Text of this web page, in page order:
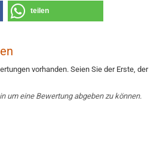
teilen
vorhanden. Seien Sie der Erste, der
um eine Bewertung abgeben zu können.